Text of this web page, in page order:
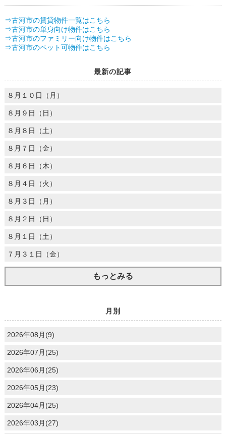
⇒古河市の賃貸物件一覧はこちら
⇒古河市の単身向け物件はこちら
⇒古河市のファミリー向け物件はこちら
⇒古河市のペット可物件はこちら
最新の記事
８月１０日（月）
８月９日（日）
８月８日（土）
８月７日（金）
８月６日（木）
８月４日（火）
８月３日（月）
８月２日（日）
８月１日（土）
７月３１日（金）
もっとみる
月別
2026年08月(9)
2026年07月(25)
2026年06月(25)
2026年05月(23)
2026年04月(25)
2026年03月(27)